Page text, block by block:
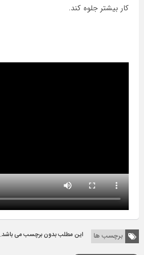
کار بیشتر جلوه کند.
برچسب ها این مطلب بدون برچسب می باشد.